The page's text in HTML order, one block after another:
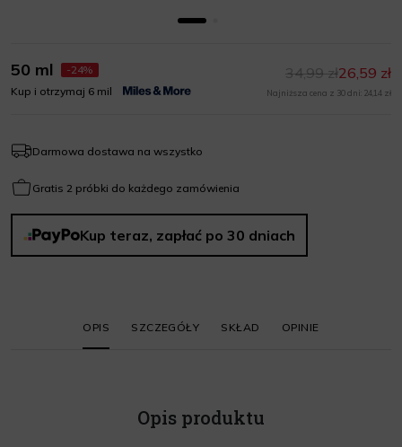
50 ml
-24%
Kup i otrzymaj 6 mil
26,59 zł
34,99 zł
Najniższa cena z 30 dni: 24,14 zł
Darmowa dostawa na wszystko
Gratis 2 próbki do każdego zamówienia
Kup teraz, zapłać po 30 dniach
OPIS SZCZEGÓŁY SKŁAD OPINIE
Opis produktu